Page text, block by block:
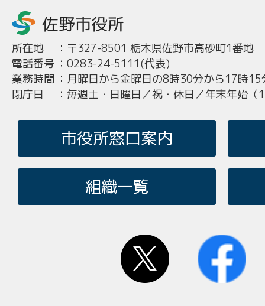
所在地 ： 〒327-8501 栃木県佐野市高砂町1番地
電話番号 ： 0283-24-5111(代表)
業務時間 ： 月曜日から金曜日の8時30分から17時15
閉庁日
： 毎週土・日曜日／祝・休日／年末年始
市役所窓口案内
組織一覧